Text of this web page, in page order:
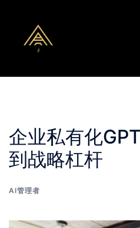
content
企业私有化
到战略杠杆
AI管理者